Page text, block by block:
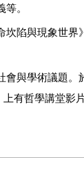
。
陷與現象世
與學術議題
有哲學講堂影